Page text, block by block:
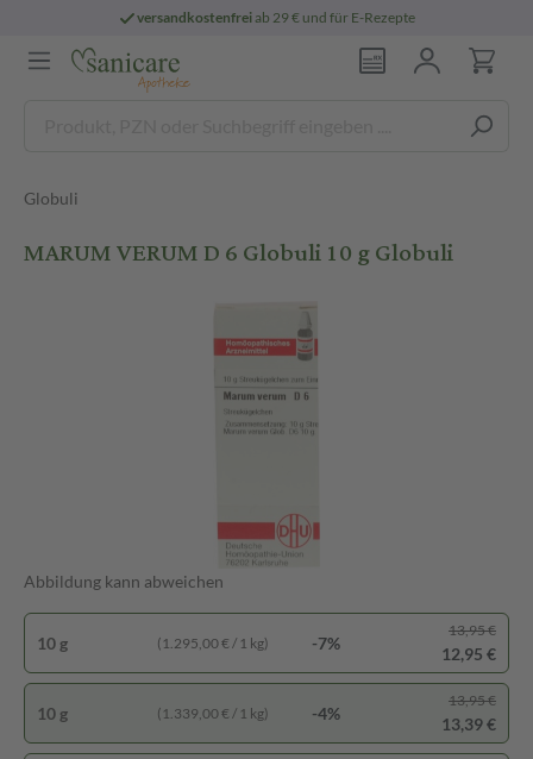
versandkostenfreiab 29 € und für E-Rezepte
Globuli
MARUM VERUM D 6 Globuli 10 g Globuli
Abbildung kann abweichen
10 g (1.295,00 € / 1 kg) -7%
13,95 €
12,95 €
10 g (1.339,00 € / 1 kg) -4%
13,95 €
13,39 €